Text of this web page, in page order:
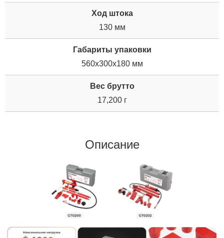
Ход штока
130 мм
Габариты упаковки
560x300x180 мм
Вес брутто
17,200 г
Описание